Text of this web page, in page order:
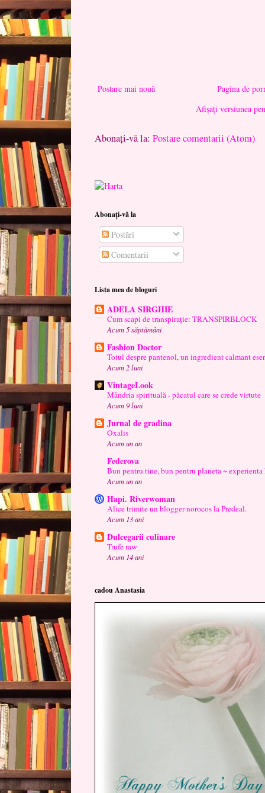
Postare mai nouă
Pagina de
Afișați versiunea
Abonați-vă la: Postare comentarii (Atom)
Abonați-vă la
Postări
Comentarii
Lista mea de bloguri
ADELA SIRGHIE
Cum scapi de transpirație: TRANSPIRBLOCK
Acum 5 săptămâni
Fashion Doctor
Totul despre pantenol, un ingredient calmant
Acum 2 luni
VintageLook
Mândria spirituală - păcatul care se crede virtute
Acum 9 luni
Jurnal de gradina
Oxalis
Acum un an
Federova
Bun pentru tine, bun pentru planeta ~ experienta
Acum un an
Hapi. Riverwoman
Alice trimite un blogger norocos la Predeal.
Acum 13 ani
Dulcegarii culinare
Trufe raw
Acum 14 ani
cadou Anastasia